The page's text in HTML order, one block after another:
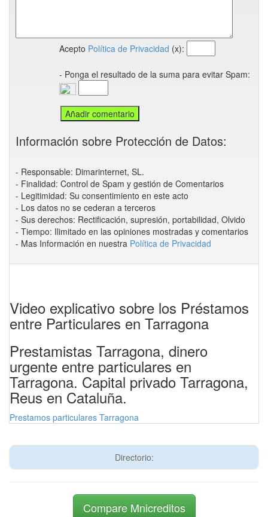
Acepto Política de Privacidad (x):
- Ponga el resultado de la suma para evitar Spam:
Información sobre Protección de Datos:
- Responsable: Dimarinternet, SL.
- Finalidad: Control de Spam y gestión de Comentarios
- Legitimidad: Su consentimiento en este acto
- Los datos no se cederan a terceros
- Sus derechos: Rectificación, supresión, portabilidad, Olvido
- Tiempo: Ilimitado en las opiniones mostradas y comentarios
- Mas Información en nuestra Política de Privacidad
Video explicativo sobre los Préstamos
entre Particulares en Tarragona
Prestamistas Tarragona, dinero
urgente entre particulares en
Tarragona. Capital privado Tarragona,
Reus en Cataluña.
Prestamos particulares Tarragona
Directorio:
Compare Mnicreditos